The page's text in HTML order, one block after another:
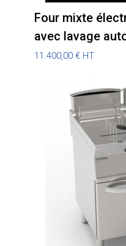
Four mixte
avec lavage
11.400,00 € HT